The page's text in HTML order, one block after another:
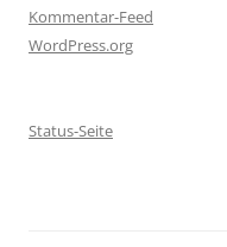
Kommentar-Feed
WordPress.org
Status-Seite